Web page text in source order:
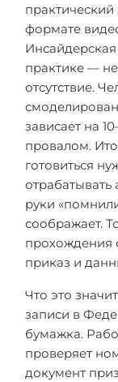
практический
формате
практике —
отсутствие.
зависает на
провалом.
готовиться
отрабатывать
руки
соображает.
прохождения
приказ и
Что это
записи в
бумажка.
проверяет
документ